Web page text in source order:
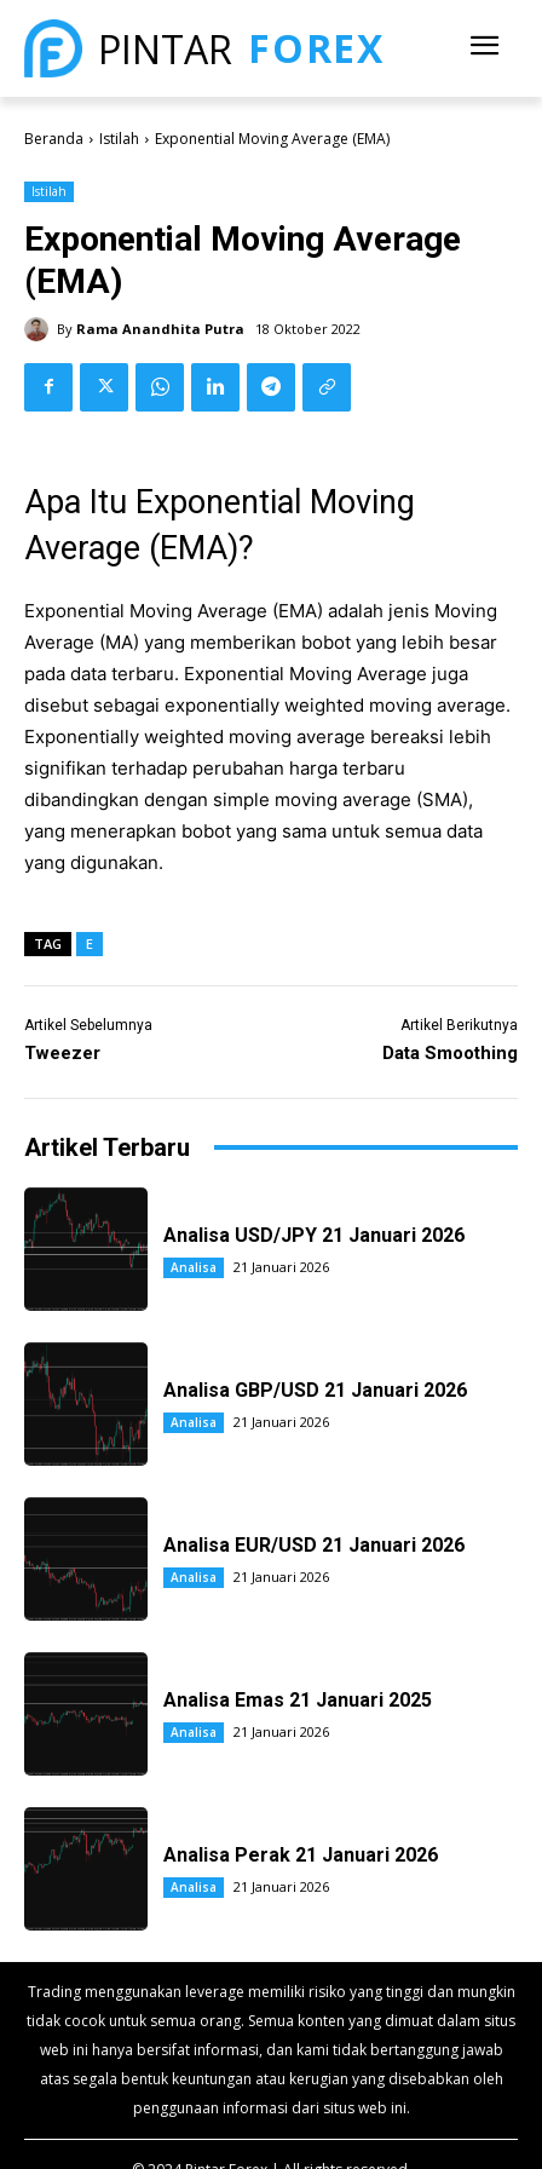
PINTAR FOREX
Beranda Istilah Exponential Moving Average (EMA)
Istilah
Exponential Moving Average
(EMA)
By Rama Anandhita Putra 18 Oktober 2022
Apa Itu Exponential Moving
Average (EMA)?
Exponential Moving Average (EMA) adalah jenis Moving
Average (MA) yang memberikan bobot yang lebih besar
pada data terbaru. Exponential Moving Average juga
disebut sebagai exponentially weighted moving average.
Exponentially weighted moving average bereaksi lebih
signifikan terhadap perubahan harga terbaru
dibandingkan dengan simple moving average (SMA),
yang menerapkan bobot yang sama untuk semua data
yang digunakan.
TAG E
Artikel Sebelumnya
Tweezer
Artikel Berikutnya
Data Smoothing
Artikel Terbaru
Analisa USD/JPY 21 Januari 2026
Analisa 21 Januari 2026
Analisa GBP/USD 21 Januari 2026
Analisa 21 Januari 2026
Analisa EUR/USD 21 Januari 2026
Analisa 21 Januari 2026
Analisa Emas 21 Januari 2025
Analisa 21 Januari 2026
Analisa Perak 21 Januari 2026
Analisa 21 Januari 2026
Trading menggunakan leverage memiliki risiko yang tinggi dan mungkin
tidak cocok untuk semua orang. Semua konten yang dimuat dalam situs
web ini hanya bersifat informasi, dan kami tidak bertanggung jawab
atas segala bentuk keuntungan atau kerugian yang disebabkan oleh
penggunaan informasi dari situs web ini.